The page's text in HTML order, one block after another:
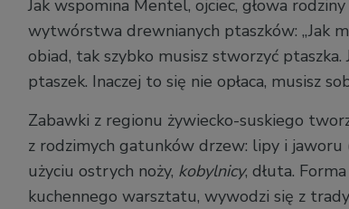
Jak wspomina Mentel, ojciec, głowa
wytwórstwa drewnianych ptaszków: „Jak
obiad, tak szybko musisz stworzyć ptaszka.
ptaszek. Inaczej to się nie opłaca, musisz
Zabawki z regionu żywiecko-suskiego
z rodzimych gatunków drzew: lipy i
użyciu ostrych noży, kobylnicy, dłuta.
kuchennego warsztatu, wywodzi się z